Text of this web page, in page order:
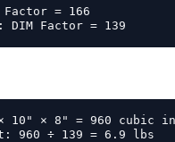
Factor = 166
10" × 8" = 960 cubic
960 ÷ 139 = 6.9 lbs